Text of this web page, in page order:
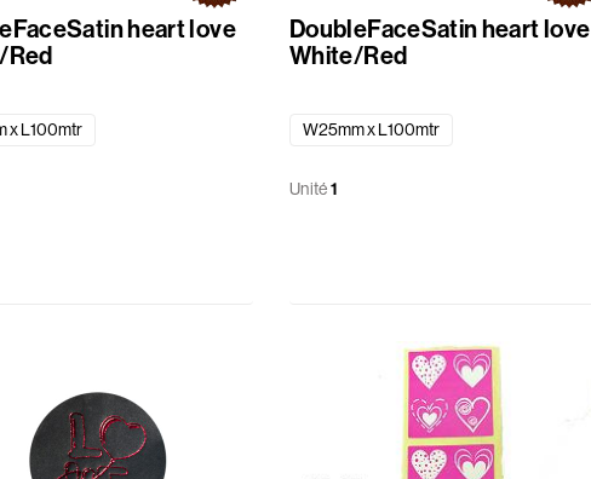
heart love
Red
x L100mtr
DoubleFaceSatin heart love
White/Red
W25mm x L100mtr
Unité1